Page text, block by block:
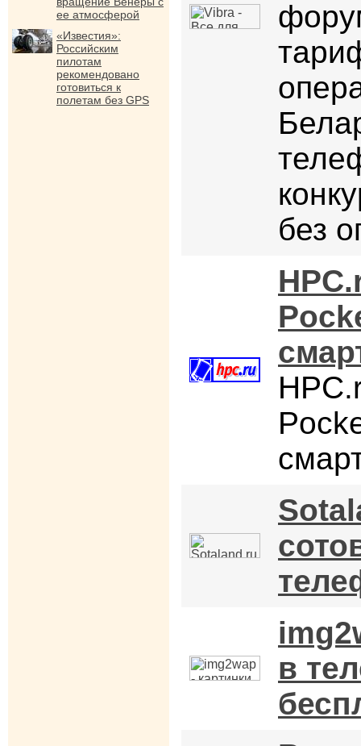
ее атмосферой
«Известия»:
Российским
пилотам
рекомендовано
готовиться к
полетам без GPS
без
в